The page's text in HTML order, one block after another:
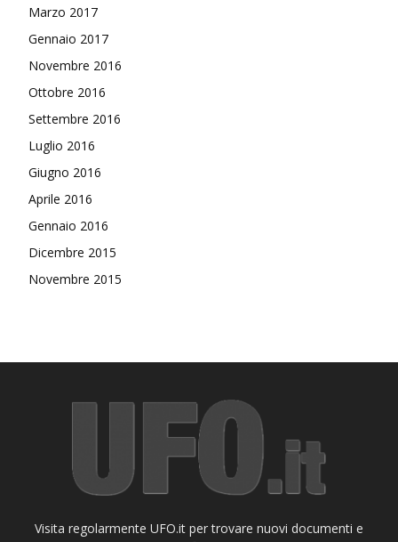
Marzo 2017
Gennaio 2017
Novembre 2016
Ottobre 2016
Settembre 2016
Luglio 2016
Giugno 2016
Aprile 2016
Gennaio 2016
Dicembre 2015
Novembre 2015
Visita regolarmente UFO.it per trovare nuovi documenti e